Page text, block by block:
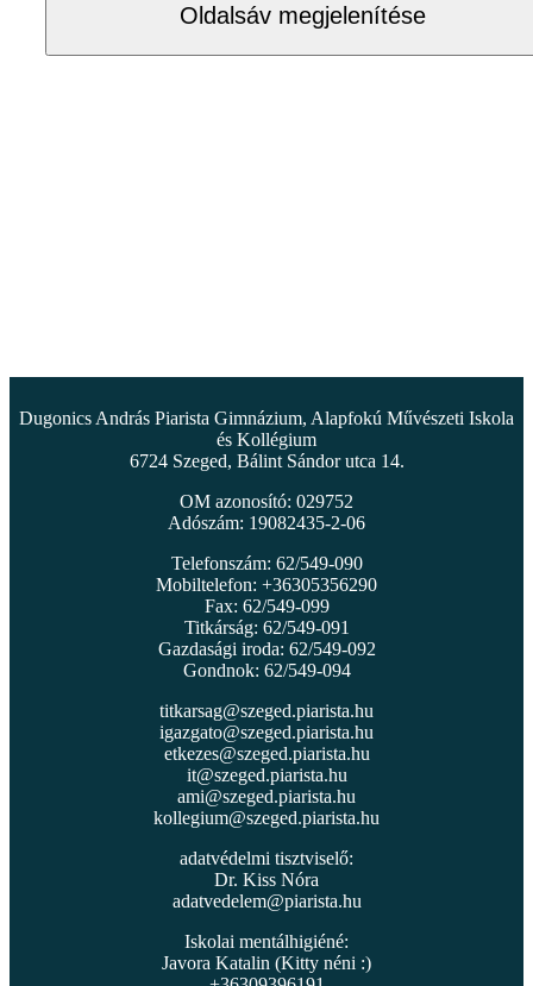
Oldalsáv megjelenítése
Dugonics András Piarista Gimnázium, Alapfokú Művészeti Iskola
és Kollégium
6724 Szeged, Bálint Sándor utca 14.
OM azonosító: 029752
Adószám: 19082435-2-06
Telefonszám: 62/549-090
Mobiltelefon: +36305356290
Fax: 62/549-099
Titkárság: 62/549-091
Gazdasági iroda: 62/549-092
Gondnok: 62/549-094
titkarsag@szeged.piarista.hu
igazgato@szeged.piarista.hu
etkezes@szeged.piarista.hu
it@szeged.piarista.hu
ami@szeged.piarista.hu
kollegium@szeged.piarista.hu
adatvédelmi tisztviselő:
Dr. Kiss Nóra
adatvedelem@piarista.hu
Iskolai mentálhigiéné:
Javora Katalin (Kitty néni :)